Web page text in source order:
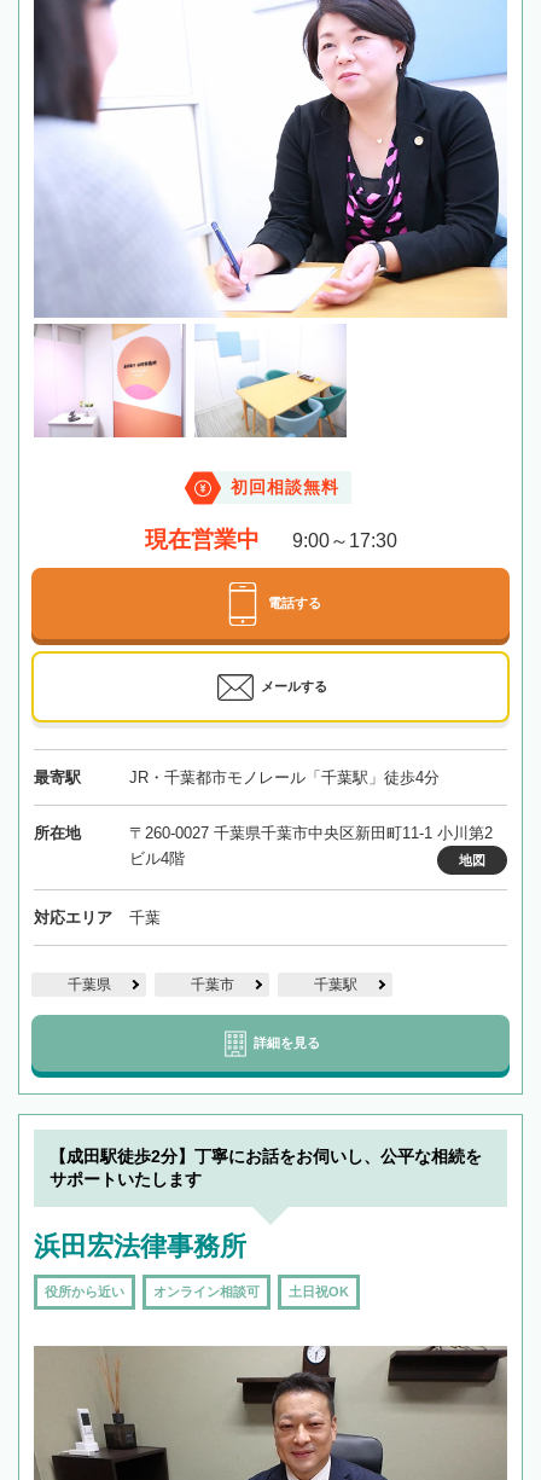
初回相談無料
現在営業中 9:00～17:30
電話する
メールする
最寄駅 JR・千葉都市モノレール「千葉駅」徒歩4分
所在地
〒260-0027 千葉県千葉市中央区新田町11-1 小川第2
ビル4階
地図
対応エリア 千葉
千葉県 千葉市 千葉駅
詳細を見る
【成田駅徒歩2分】丁寧にお話をお伺いし、公平な相続を
サポートいたします
浜田宏法律事務所
役所から近い オンライン相談可 土日祝OK